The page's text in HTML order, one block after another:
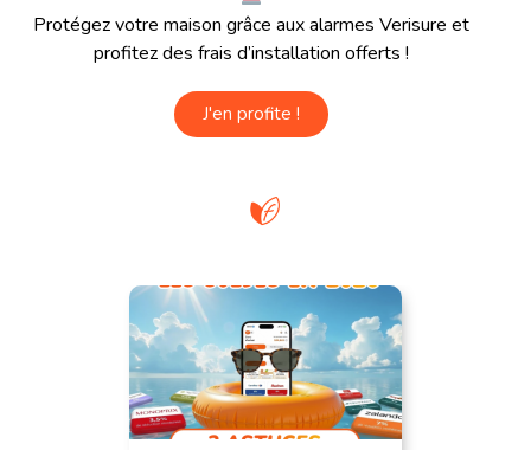
Protégez votre maison grâce aux alarmes Verisure et
profitez des frais d’installation offerts !
J'en profite !